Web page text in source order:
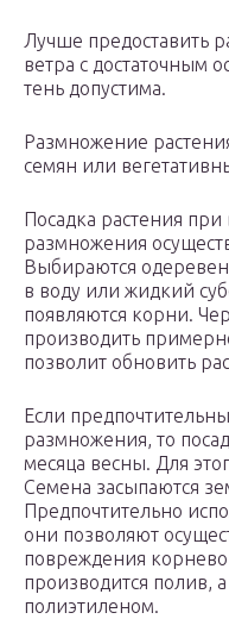
Лучше предоставить
ветра с достаточным
тень допустима.
Размножение
семян или
Посадка растения при
размножения
Выбираются
в воду или жидкий
появляются корни.
производить
позволит обновить
Если
размножения, то
месяца весны. Для
Семена засыпаются
Предпочтительно
они позволяют
повреждения
производится полив,
полиэтиленом.